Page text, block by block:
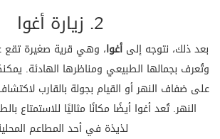
2. زيارة أغوا
بعد ذلك، نتوجه إلى أغوا، وهي قرية صغيرة تقع
وتُعرف بجمالها الطبيعي ومناظرها الهادئة.
على ضفاف النهر أو القيام بجولة بالقارب
النهر. تُعد أغوا أيضًا مكانًا مثاليًا للاستمتاع
لذيذة في أحد المطاعم